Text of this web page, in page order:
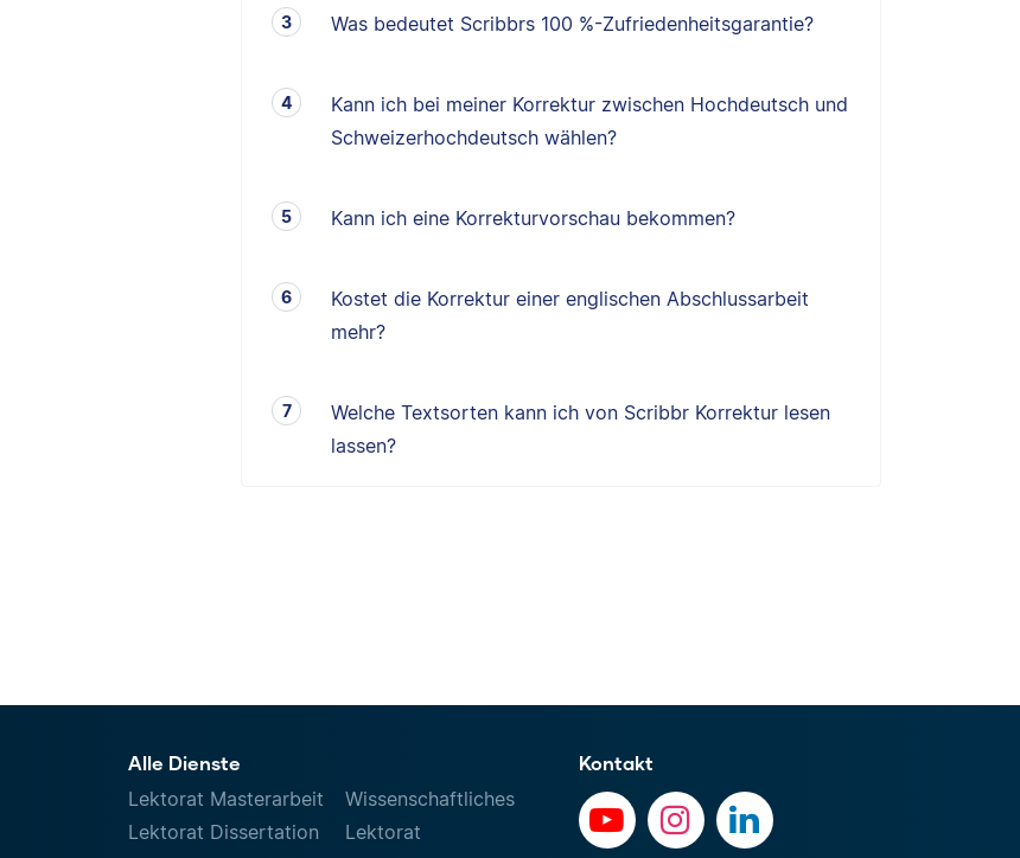
Was bedeutet Scribbrs 100 %-Zufriedenheitsgarantie?
Kann ich bei meiner Korrektur zwischen Hochdeutsch und
Schweizerhochdeutsch wählen?
Kann ich eine Korrekturvorschau bekommen?
Kostet die Korrektur einer englischen Abschlussarbeit
mehr?
Welche Textsorten kann ich von Scribbr Korrektur lesen
lassen?
Alle Dienste
Lektorat Masterarbeit
Lektorat Dissertation
Wissenschaftliches
Lektorat
Kontakt